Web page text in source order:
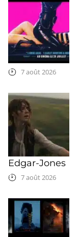
7 août 2026
Edgar-Jones
7 août 2026